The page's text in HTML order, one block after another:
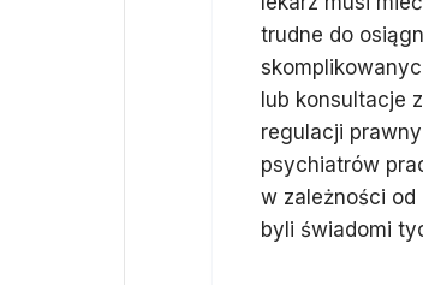
trudne do
lub konsultacje
regulacji
psychiatrów
w zależności
byli świadomi